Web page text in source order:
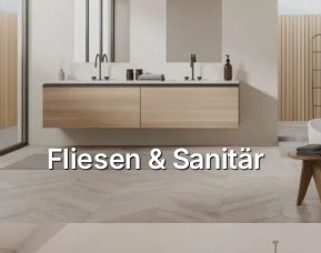
Fliesen & Sanitär